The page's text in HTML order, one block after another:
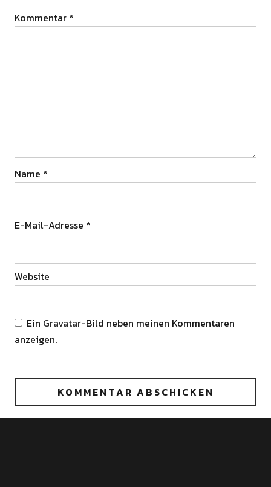
Kommentar *
Name *
E-Mail-Adresse *
Website
Ein Gravatar-Bild neben meinen Kommentaren
anzeigen.